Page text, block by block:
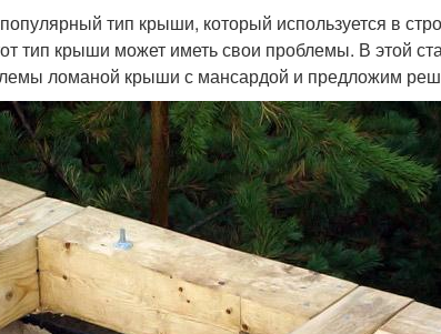
тип крыши, который используется в
тип крыши может иметь свои проблемы. В этой
ломаной крыши с мансардой и предложим